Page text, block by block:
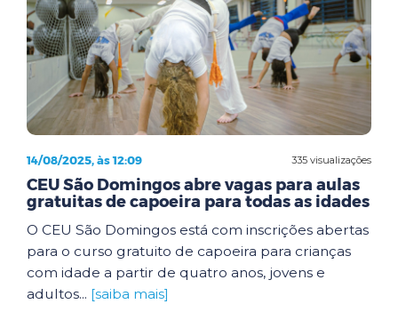
335 visualizações
14/08/2025, às 12:09
CEU São Domingos abre vagas para aulas
gratuitas de capoeira para todas as idades
O CEU São Domingos está com inscrições abertas
para o curso gratuito de capoeira para crianças
com idade a partir de quatro anos, jovens e
adultos... [saiba mais]